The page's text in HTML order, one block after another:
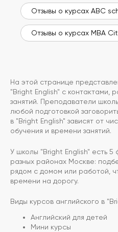
На этой странице
"Bright English" с контактами,
занятий. Преподаватели
любой подготовкой
в "Bright English" зависят от
обучения и времени занятий.
У школы "Bright English" есть
разных районах Москве:
рядом с домом или работой,
времени на дорогу.
Виды курсов английского в
Английский для детей
Мини курсы
Отзывы о курсах ABC
Отзывы о курсах MBA